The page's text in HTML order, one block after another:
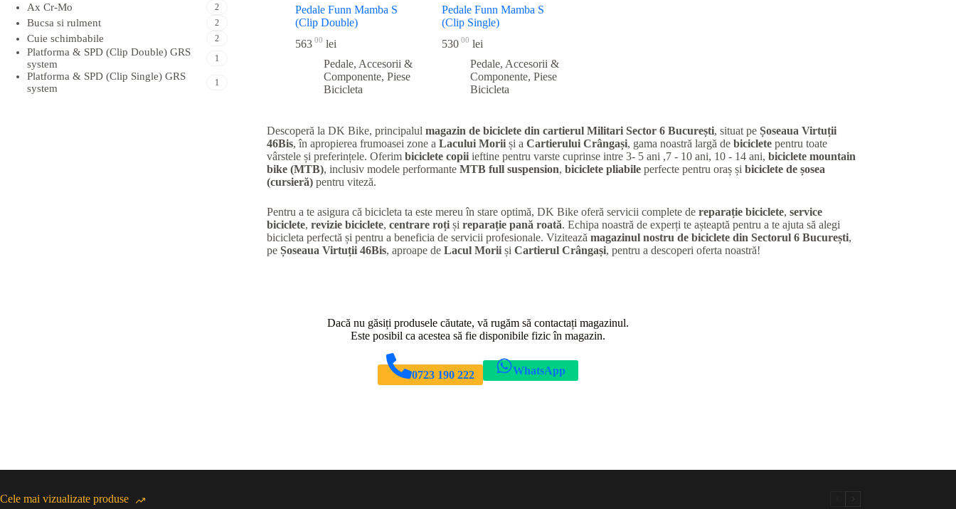
Pedale Funn Mamba S
(Clip Double)
563 00 lei
Pedale, Accesorii &
Componente, Piese
Bicicleta
Pedale Funn Mamba S
(Clip Single)
530 00 lei
Pedale, Accesorii &
Componente,Piese
Bicicleta
Descoperă la DK Bike, principalul magazin de biciclete din cartierul MilitariSector 6 București, situat pe Șoseaua Virtuții
46Bis, în apropierea frumoasei zone a Lacului Moriiși a Cartierului Crângași, gama noastră largă de bicicletepentru toate
vârstele și preferințele. Oferim biciclete copiiieftine pentru varste cuprinse intre 3- 5 ani ,7 - 10 ani, 10 - 14 ani, biciclete mountain
bike (MTB), inclusiv modele performante MTB full suspension, biciclete pliabileperfecte pentru oraș și biciclete de șosea
(cursieră)pentru viteză.
Pentru a te asigura că bicicleta ta este mereu în stare optimă, DK Bike oferă servicii complete de reparație biciclete, service
biciclete, revizie biciclete, centrare roțiși reparație pană roată. Echipa noastră de experți te așteaptă pentru a te ajuta să alegi
bicicleta perfectă și pentru a beneficia de servicii profesionale. Vizitează magazinul nostru de biciclete din Sectorul 6 București,
pe Șoseaua Virtuții 46Bis, aproape de Lacul Moriiși Cartierul Crângași, pentru a descoperi oferta noastră!
Ax Cr-Mo 2
Bucsa si rulment 2
Cuie schimbabile 2
Platforma & SPD (Clip Double) GRS
system
1
Platforma & SPD (Clip Single) GRS
system
1
Dacă nu găsiți produsele căutate, vă rugăm să contactați magazinul.
Este posibil ca acestea să fie disponibile fizic în magazin.
0723 190 222 WhatsApp
Cele mai vizualizate produse